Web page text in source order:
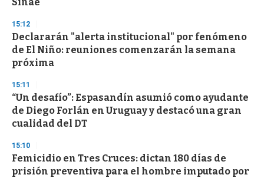
Sinae
15:12
Declararán "alerta institucional" por fenómeno
de El Niño: reuniones comenzarán la semana
próxima
15:11
“Un desafío”: Espasandín asumió como ayudante
de Diego Forlán en Uruguay y destacó una gran
cualidad del DT
15:10
Femicidio en Tres Cruces: dictan 180 días de
prisión preventiva para el hombre imputado por